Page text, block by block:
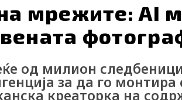
мрежите: AI
од милион
за да го монтира
креаторка на